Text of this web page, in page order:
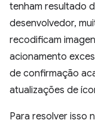
tenham resultado
desenvolvedor,
recodificam
acionamento
de confirmação
atualizações de
Para resolver isso